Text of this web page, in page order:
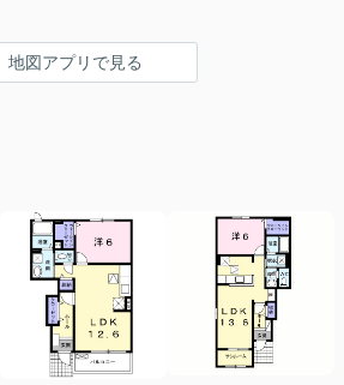
地図アプリで見る